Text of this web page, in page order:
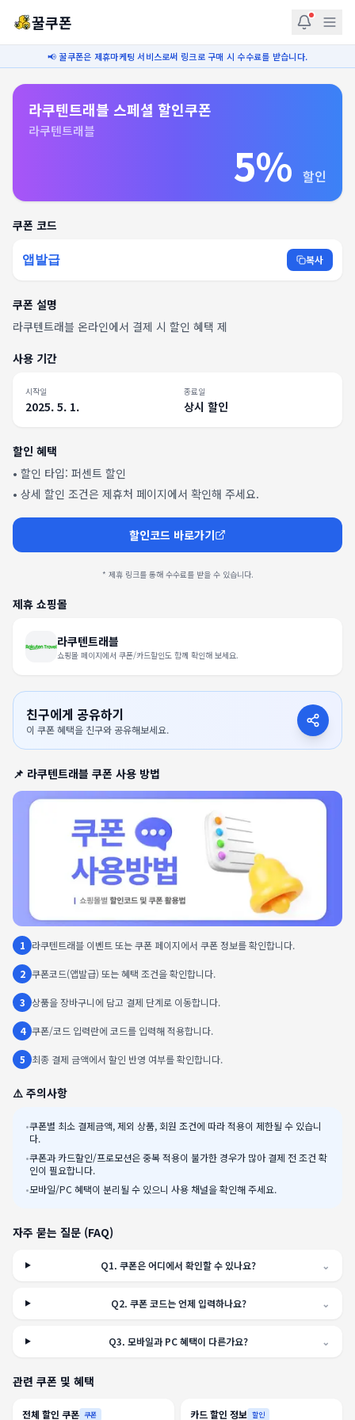
꿀쿠폰
📢 꿀쿠폰은 제휴마케팅 서비스로써 링크로 구매 시 수수료를 받습니다.
라쿠텐트래블 스페셜 할인쿠폰
라쿠텐트래블
5% 할인
쿠폰 코드
앱발급 복사
쿠폰 설명
라쿠텐트래블 온라인에서 결제 시 할인 혜택 제
사용 기간
시작일
2025. 5. 1.
종료일
상시 할인
할인 혜택
• 할인 타입: 퍼센트 할인
• 상세 할인 조건은 제휴처 페이지에서 확인해 주세요.
할인코드 바로가기
* 제휴 링크를 통해 수수료를 받을 수 있습니다.
제휴 쇼핑몰
라쿠텐트래블
쇼핑몰 페이지에서 쿠폰/카드할인도 함께 확인해 보세요.
친구에게 공유하기
이 쿠폰 혜택을 친구와 공유해보세요.
📌 라쿠텐트래블 쿠폰 사용 방법
1 라쿠텐트래블 이벤트 또는 쿠폰 페이지에서 쿠폰 정보를 확인합니다.
2 쿠폰코드(앱발급) 또는 혜택 조건을 확인합니다.
3 상품을 장바구니에 담고 결제 단계로 이동합니다.
4 쿠폰/코드 입력란에 코드를 입력해 적용합니다.
5 최종 결제 금액에서 할인 반영 여부를 확인합니다.
⚠️ 주의사항
•쿠폰별 최소 결제금액, 제외 상품, 회원 조건에 따라 적용이 제한될 수 있습니
다.
•쿠폰과 카드할인/프로모션은 중복 적용이 불가한 경우가 많아 결제 전 조건 확
인이 필요합니다.
•모바일/PC 혜택이 분리될 수 있으니 사용 채널을 확인해 주세요.
자주 묻는 질문 (FAQ)
Q1.쿠폰은 어디에서 확인할 수 있나요? ⌄
Q2. 쿠폰 코드는 언제 입력하나요? ⌄
Q3.모바일과 PC 혜택이 다른가요? ⌄
관련 쿠폰 및 혜택
전체 할인 쿠폰 쿠폰 카드 할인 정보 할인